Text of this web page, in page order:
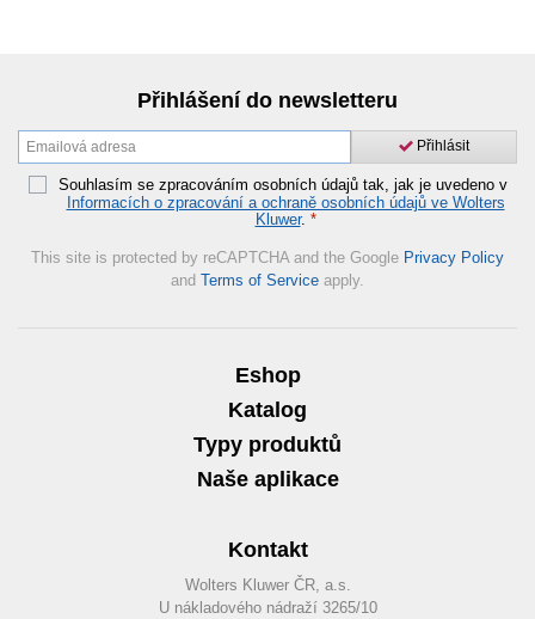
Přihlášení do newsletteru
Přihlásit
Souhlasím se zpracováním osobních údajů tak, jak je uvedeno v
Informacích o zpracování a ochraně osobních údajů ve Wolters
Kluwer. *
This site is protected by reCAPTCHA and the Google Privacy Policy
and Terms of Service apply.
Eshop
Katalog
Typy produktů
Naše aplikace
Kontakt
Wolters Kluwer ČR, a.s.
U nákladového nádraží 3265/10